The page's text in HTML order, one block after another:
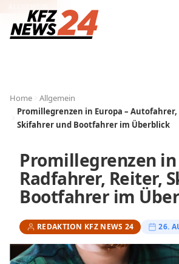
Home
Allgemein
Promillegrenzen in Europa –
Skifahrer und Bootfahrer im Überblick
Promillegrenzen
Radfahrer, Reiter,
Bootfahrer im
REDAKTION KFZ NEWS 24 26.